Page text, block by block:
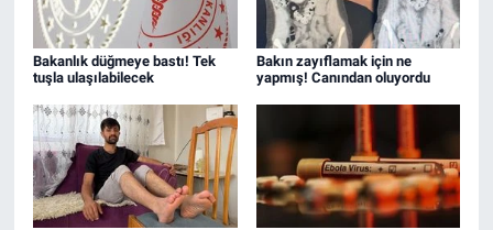
Bakanlık düğmeye bastı! Tek
tuşla ulaşılabilecek
Bakın zayıflamak için ne
yapmış! Canından oluyordu